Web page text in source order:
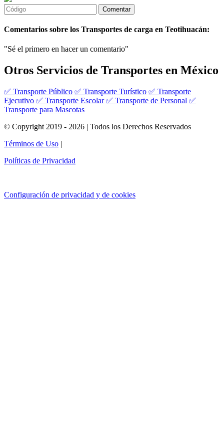
Comentarios sobre los Transportes de carga en Teotihuacán:
"Sé el primero en hacer un comentario"
Otros Servicios de Transportes en México
✅ Transporte Público ✅ Transporte Turístico ✅ Transporte
Ejecutivo ✅ Transporte Escolar ✅ Transporte de Personal ✅
Transporte para Mascotas
© Copyright 2019 - 2026 | Todos los Derechos Reservados
Términos de Uso |
Políticas de Privacidad
Configuración de privacidad y de cookies